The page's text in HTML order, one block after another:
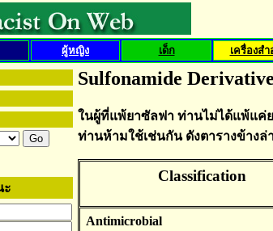
ผู้หญิง เด็ก เครื่องสำ
ะ
Sulfonamide
ในผู้ที่แพ้ยาซัลฟา ท่านไม่ได้แพ้แค่
ท่านห้ามใช้เช่นกัน ดังตารางข้างล่
Classification
Antimicrobial